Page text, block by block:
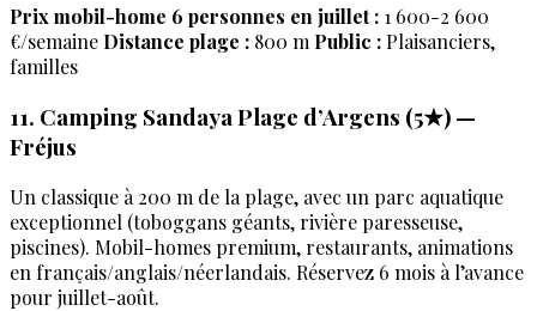
Prix mobil-home 6 personnes en juillet : 1 600-2 600
€/semaine Distance plage : 800 m Public : Plaisanciers,
familles
11. Camping Sandaya Plage d’Argens (5★) —
Fréjus
Un classique à 200 m de la plage, avec un parc aquatique
exceptionnel (toboggans géants, rivière paresseuse,
piscines). Mobil-homes premium, restaurants, animations
en français/anglais/néerlandais. Réservez 6 mois à l’avance
pour juillet-août.